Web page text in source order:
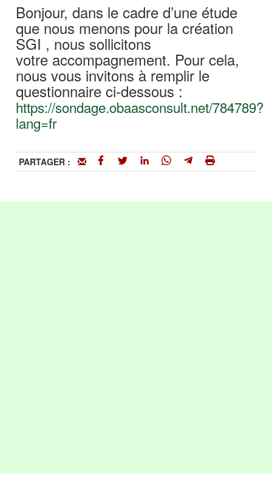
Bonjour, dans le cadre d’une étude
que nous menons pour la création
SGI , nous sollicitons
votre accompagnement. Pour cela,
nous vous invitons à remplir le
questionnaire ci-dessous :
https://sondage.obaasconsult.net/784789?
lang=fr
PARTAGER :